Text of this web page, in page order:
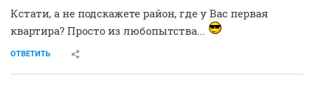
Кстати, а не подскажете район, где у Вас первая
квартира? Просто из любопытства...
ОТВЕТИТЬ